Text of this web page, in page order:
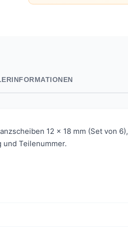
12 x 18 mm (Set von
Teilenummer.